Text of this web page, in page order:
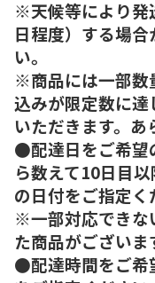
※天候等により発
日程度）する場
い。
※商品には一部数
込みが限定数に
いただきます。あ
●配達日をご希望
ら数えて10日目
の日付をご指定く
※一部対応できな
た商品がございま
●配達時間をご希